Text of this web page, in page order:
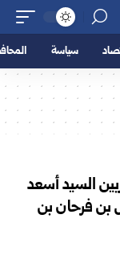
سياسة
السيد أسعد
بن فرحان بن